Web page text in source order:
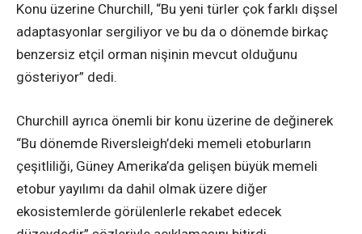
Konu üzerine Churchill, “Bu yeni türler çok farklı dişsel
adaptasyonlar sergiliyor ve bu da o dönemde birkaç
benzersiz etçil orman nişinin mevcut olduğunu
gösteriyor” dedi.
Churchill ayrıca önemli bir konu üzerine de değinerek
“Bu dönemde Riversleigh’deki memeli etoburların
çeşitliliği, Güney Amerika’da gelişen büyük memeli
etobur yayılımı da dahil olmak üzere diğer
ekosistemlerde görülenlerle rekabet edecek